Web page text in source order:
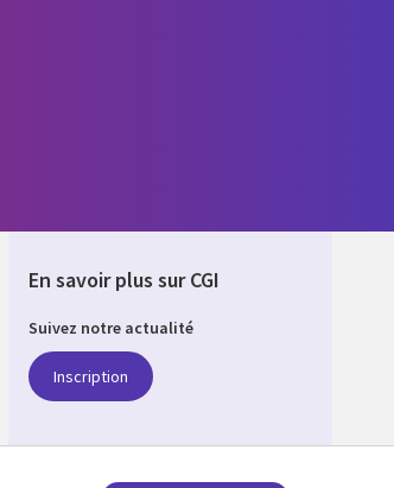
En savoir plus sur CGI
Suivez notre actualité
Inscription